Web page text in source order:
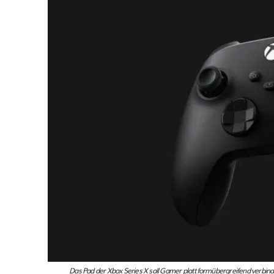
Das Pad der Xbox Series X soll Gamer plattformübergreifend